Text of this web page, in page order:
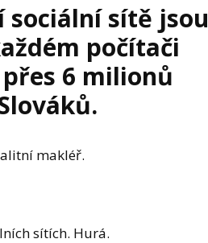
sociální sítě jsou
počítači
6 milionů
makléř.
sítích. Hurá.